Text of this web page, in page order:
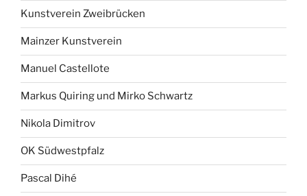
Kunstverein Zweibrücken
Mainzer Kunstverein
Manuel Castellote
Markus Quiring und Mirko Schwartz
Nikola Dimitrov
OK Südwestpfalz
Pascal Dihé